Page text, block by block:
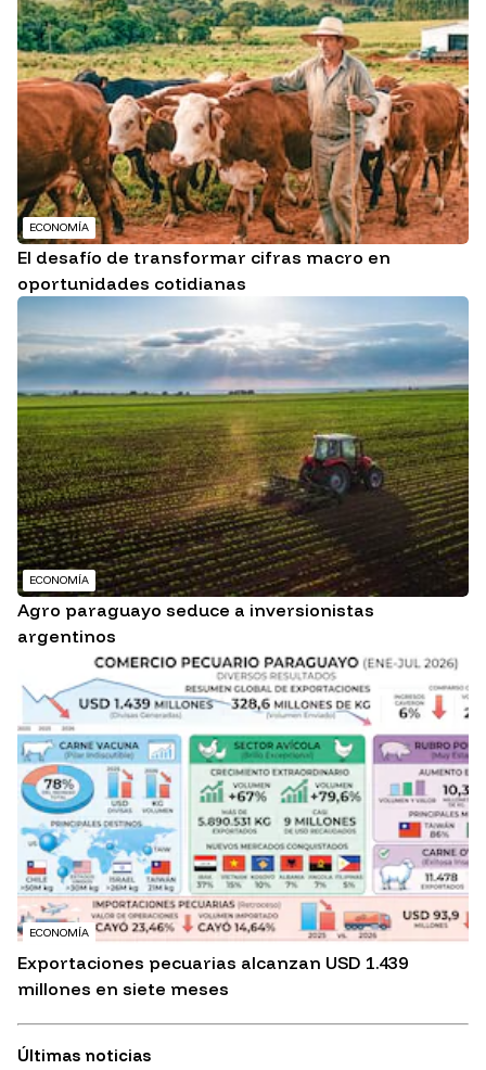
ECONOMÍA
El desafío de transformar cifras macro en
oportunidades cotidianas
ECONOMÍA
Agro paraguayo seduce a inversionistas
argentinos
ECONOMÍA
Exportaciones pecuarias alcanzan USD 1.439
millones en siete meses
Últimas noticias